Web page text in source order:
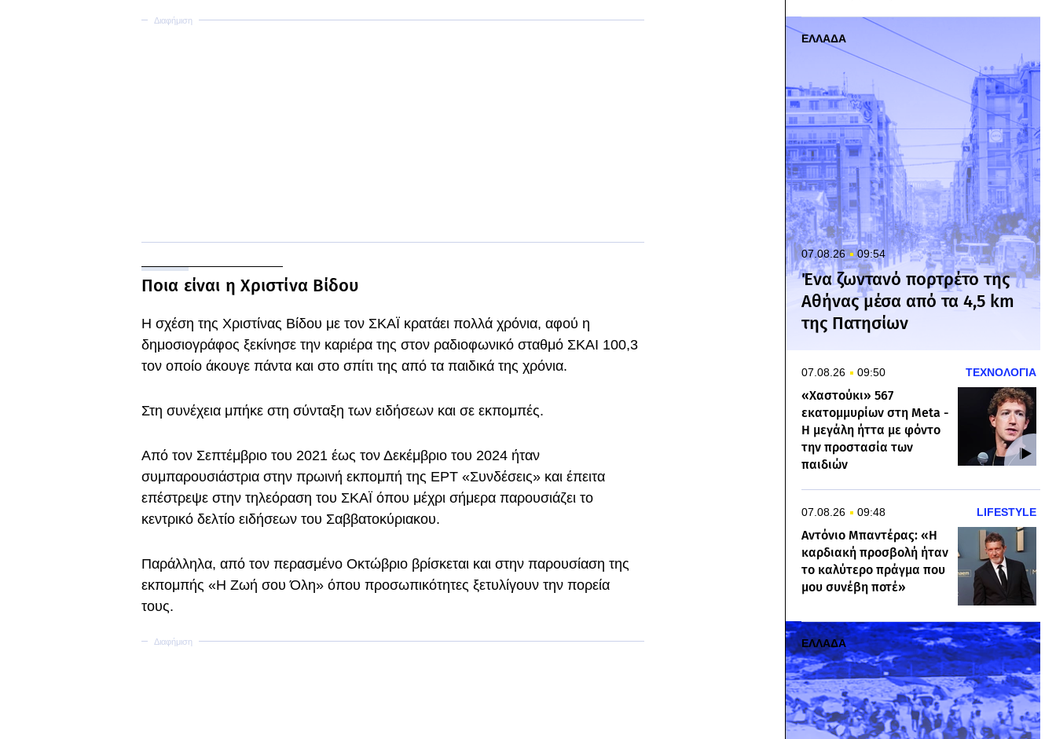
Ποια είναι η Χριστίνα Βίδου
Η σχέση της Χριστίνας Βίδου με τον ΣΚΑΪ κρατάει πολλά χρόνια, αφού η
δημοσιογράφος ξεκίνησε την καριέρα της στον ραδιοφωνικό σταθμό ΣΚΑΙ 100,3
τον οποίο άκουγε πάντα και στο σπίτι της από τα παιδικά της χρόνια.
Στη συνέχεια μπήκε στη σύνταξη των ειδήσεων και σε εκπομπές.
Από τον Σεπτέμβριο του 2021 έως τον Δεκέμβριο του 2024 ήταν
συμπαρουσιάστρια στην πρωινή εκπομπή της ΕΡΤ «Συνδέσεις» και έπειτα
επέστρεψε στην τηλεόραση του ΣΚΑΪ όπου μέχρι σήμερα παρουσιάζει το
κεντρικό δελτίο ειδήσεων του Σαββατοκύριακου.
Παράλληλα, από τον περασμένο Οκτώβριο βρίσκεται και στην παρουσίαση της
εκπομπής «Η Ζωή σου Όλη» όπου προσωπικότητες ξετυλίγουν την πορεία
τους.
ΕΛΛΑΔΑ
07.08.26 09:54
Ένα ζωντανό πορτρέτο της
Αθήνας μέσα από τα 4,5 km
της Πατησίων
07.08.26 09:50 ΤΕΧΝΟΛΟΓΙΑ
«Χαστούκι» 567
εκατομμυρίων στη Meta -
Η μεγάλη ήττα με φόντο
την προστασία των
παιδιών
07.08.26 09:48 LIFESTYLE
Αντόνιο Μπαντέρας: «Η
καρδιακή προσβολή ήταν
το καλύτερο πράγμα που
μου συνέβη ποτέ»
ΕΛΛΑΔΑ